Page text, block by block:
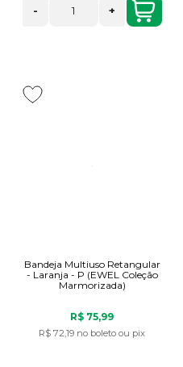
- +
Bandeja Multiuso Retangular
- Laranja - P (EWEL Coleção
Marmorizada)
R$ 75,99
R$ 72,19 no boleto ou pix